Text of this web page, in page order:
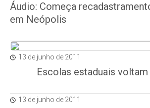
Áudio: Começa
em Neópolis
13 de junho de 2011
Escolas estaduais voltam
13 de junho de 2011